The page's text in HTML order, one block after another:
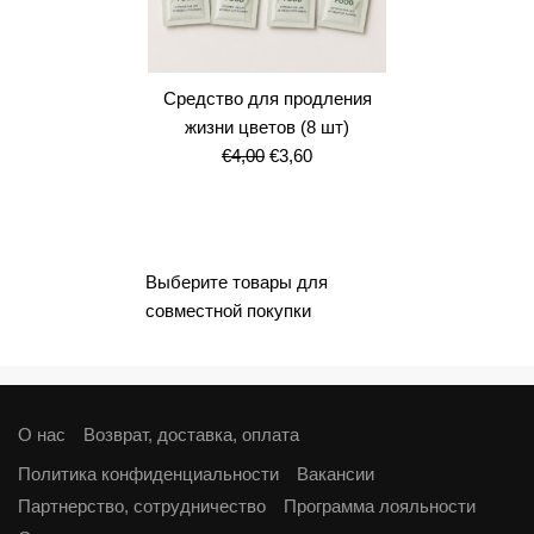
Средство для продления
жизни цветов (8 шт)
€4,00 Первоначальная
€3,60Текущая
Выберите товары для
совместной покупки
О нас
Возврат, доставка, оплата
Политика конфиденциальности
Вакансии
Партнерство, сотрудничество
Программа лояльности